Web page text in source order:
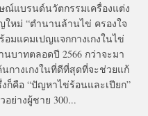
ณ์แบรนด์นวัตกรรมเครื่องแต่ง
หม่ “ตำนานล้านไข่ ครองใจ
มแคมเปญแจกกางเกงในไข่
นบาทตลอดปี 2566 กว่าจะมา
กางเกงในที่ดีที่สุดที่จะช่วยแก้
คือ “ปัญหาไข่ร้อนและเปียก”
ย่างผู้ชาย 300...